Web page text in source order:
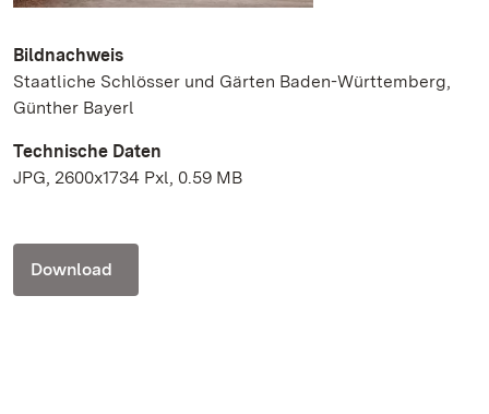
Bildnachweis
Staatliche Schlösser und Gärten Baden-Württemberg,
Günther Bayerl
Technische Daten
JPG, 2600x1734 Pxl, 0.59 MB
Download